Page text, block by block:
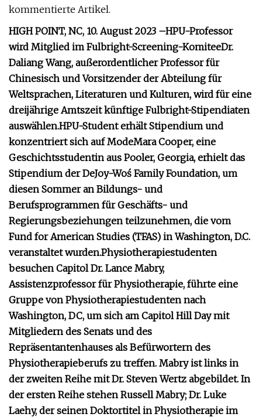
kommentierte Artikel.
HIGH POINT, NC, 10. August 2023 –HPU-Professor
wird Mitglied im Fulbright-Screening-KomiteeDr.
Daliang Wang, außerordentlicher Professor für
Chinesisch und Vorsitzender der Abteilung für
Weltsprachen, Literaturen und Kulturen, wird für eine
dreijährige Amtszeit künftige Fulbright-Stipendiaten
auswählen.HPU-Student erhält Stipendium und
konzentriert sich auf ModeMara Cooper, eine
Geschichtsstudentin aus Pooler, Georgia, erhielt das
Stipendium der DeJoy-Woś Family Foundation, um
diesen Sommer an Bildungs- und
Berufsprogrammen für Geschäfts- und
Regierungsbeziehungen teilzunehmen, die vom
Fund for American Studies (TFAS) in Washington, D.C.
veranstaltet wurden.Physiotherapiestudenten
besuchen CapitolDr. Lance Mabry,
Assistenzprofessor für Physiotherapie, führte eine
Gruppe von Physiotherapiestudenten nach
Washington, DC, um sich am Capitol Hill Day mit
Mitgliedern des Senats und des
Repräsentantenhauses als Befürwortern des
Physiotherapieberufs zu treffen. Mabry ist links in
der zweiten Reihe mit Dr. Steven Wertz abgebildet. In
der ersten Reihe stehen Russell Mabry; Dr. Luke
Laehy, der seinen Doktortitel in Physiotherapie im